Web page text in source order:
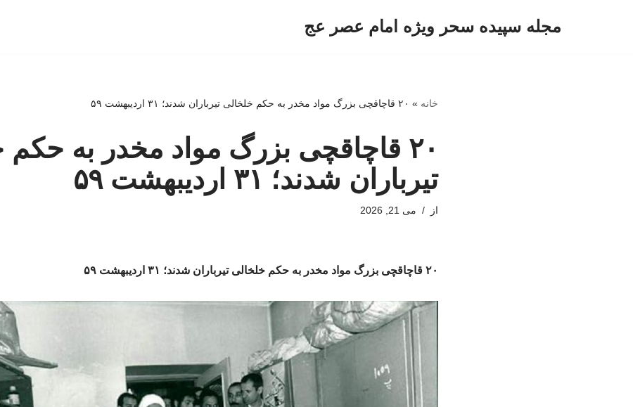
مجله سپیده سحر ویژه امام عصر عج
خانه » ۲۰ قاچاقچی بزرگ مواد مخدر به حکم خلخالی تیرباران شدند؛ ۳۱ اردیبهشت ۵۹
۲۰ قاچاقچی بزرگ مواد مخدر به حکم
تیرباران شدند؛ ۳۱ اردیبهشت ۵۹
از می 21, 2026
۲۰ قاچاقچی بزرگ مواد مخدر به حکم خلخالی تیرباران شدند؛ ۳۱ اردیبهشت ۵۹